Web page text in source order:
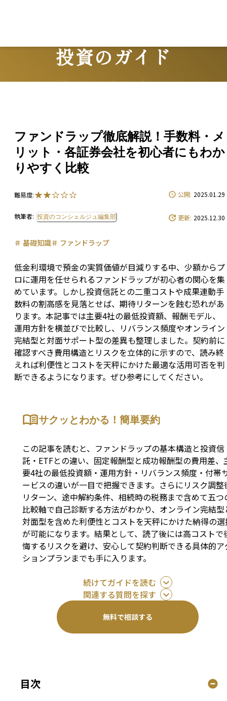
投資のガイド
Guide
ファンドラップ徹底解説！手数料・メ
リット・各証券会社を初心者にもわか
りやすく比較
難易度:
執筆者: 投資のコンシェルジュ編集部
公開: 2025.01.29
更新: 2025.12.30
＃ 基礎知識＃ ファンドラップ
低金利環境で預金の実質価値が目減りする中、少額からプ
ロに運用を任せられるファンドラップが初心者の関心を集
めています。しかし投資信託との二重コストや成果連動手
数料の割高感を見落とせば、期待リターンを蝕む恐れがあ
ります。本記事では主要4社の最低投資額、報酬モデル、
運用方針を横並びで比較し、リバランス頻度やオンライン
完結型と対面サポート型の差異も整理しました。契約前に
確認すべき費用構造とリスクを立体的に示すので、読み終
えれば利便性とコストを天秤にかけた最適な活用可否を判
断できるようになります。ぜひ参考にしてください。
サクッとわかる！簡単要約
この記事を読むと、ファンドラップの基本構造と投資信
託・ETFとの違い、固定報酬型と成功報酬型の費用差、
要4社の最低投資額・運用方針・リバランス頻度・付帯
ービスの違いが一目で把握できます。さらにリスク調整
リターン、途中解約条件、相続時の税務まで含めて五つ
比較軸で自己診断する方法がわかり、オンライン完結型
対面型を含めた利便性とコストを天秤にかけた納得の
が可能になります。結果として、読了後には高コストで
悔するリスクを避け、安心して契約判断できる具体的ア
ションプランまでも手に入ります。
続けてガイドを読む
関連する質問を探す
無料で相談する
目次